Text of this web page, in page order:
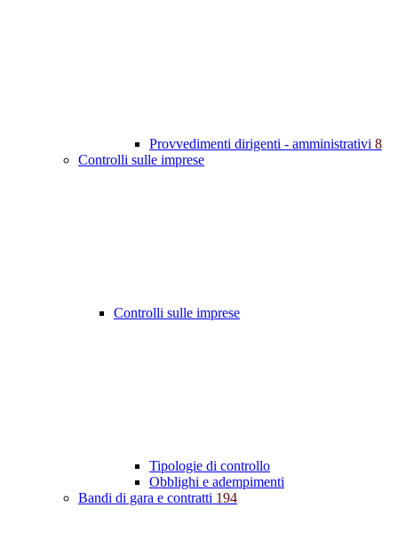
Provvedimenti dirigenti - amministrativi 8
Controlli sulle imprese
Controlli sulle imprese
Tipologie di controllo
Obblighi e adempimenti
Bandi di gara e contratti 194